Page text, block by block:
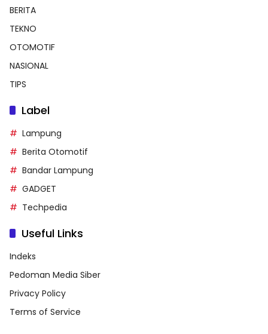
BERITA
TEKNO
OTOMOTIF
NASIONAL
TIPS
Label
Lampung
Berita Otomotif
Bandar Lampung
GADGET
Techpedia
Useful Links
Indeks
Pedoman Media Siber
Privacy Policy
Terms of Service